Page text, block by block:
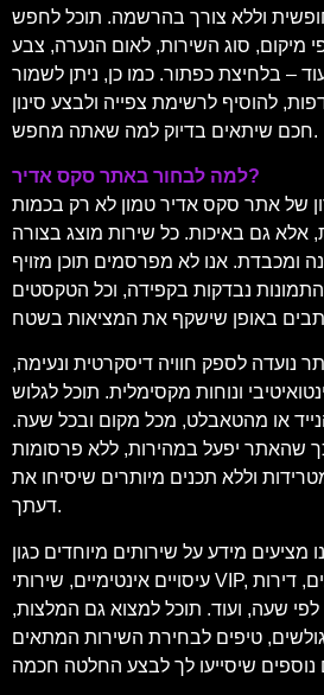
וללא צורך בהרשמה. תוכל לחפש
מיקום, סוג השירות, לאום הנערה, צבע
– בלחיצת כפתור. כמו כן, ניתן לשמור
להוסיף לרשימת צפייה ולבצע סינון
חכם שיתאים בדיוק למה שאתה מחפש.
למה לבחור באתר סקס אדיר?
של אתר סקס אדיר טמון לא רק בכמות
אלא גם באיכות. כל שירות מוצג בצורה
ומכבדת. אנו לא מפרסמים תוכן מזויף
נבדקות בקפידה, וכל הטקסטים
נועדה לספק חוויה דיסקרטית ונעימה,
ונוחות מקסימלית. תוכל לגלוש
או מהטאבלט, מכל מקום ובכל שעה.
שהאתר יפעל במהירות, ללא פרסומות
וללא תכנים מיותרים שיסיחו את
דעתך.
מציעים מידע על שירותים מיוחדים כגון
עיסויים אינטימיים, שירותי VIP, ליווי לאירועים, דירות
שעה, ועוד. תוכל למצוא גם המלצות,
טיפים לבחירת השירות המתאים